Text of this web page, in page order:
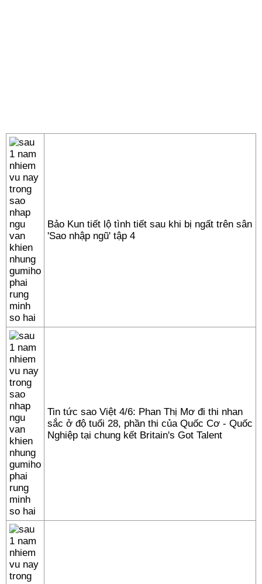
Bảo Kun tiết lộ tình tiết sau khi bị ngất trên sân
'Sao nhập ngũ' tập 4
Tin tức sao Việt 4/6: Phan Thị Mơ đi thi nhan
sắc ở độ tuổi 28, phần thi của Quốc Cơ - Quốc
Nghiệp tại chung kết Britain's Got Talent